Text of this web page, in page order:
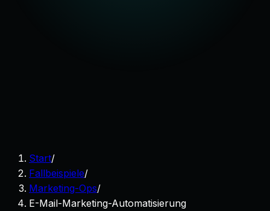
Start/
Fallbeispiele/
Marketing-Ops/
E-Mail-Marketing-Automatisierung